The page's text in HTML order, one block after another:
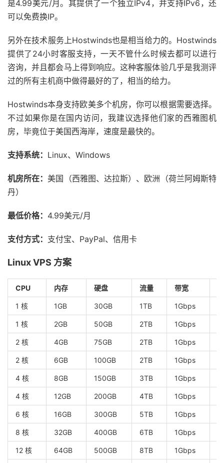
是4.99美元/月。其提供了一个独立IPv4，并支持IPv6，还
可以免费换IP。
另外在技术服务上Hostwinds也是相当给力的。Hostwinds
提供了24小时客服支持，一天不管什么时候去都可以进行
咨询，并且都会马上得到响应。这种客服体验几乎是我测评
过的所有主机商中做得最好的了，相当的给力。
Hostwinds本身支持欧美多个机房，你可以根据需要选择。
不过如果你是在国内访问，我建议选择他们家的西雅图机
房，毕竟位于美国西海岸，速度是最快的。
支持系统： Linux、Windows
机房所在： 美国（西雅图、达拉斯）、欧洲（荷兰阿姆斯特
丹）
最低价格： 4.99美元/月
支付方式： 支付宝、PayPal、信用卡
Linux VPS 方案
CPU 内存 硬盘 流量 带宽
1 核 1GB 30GB 1TB 1Gbps
1 核 2GB 50GB 2TB 1Gbps
2 核 4GB 75GB 2TB 1Gbps
2 核 6GB 100GB 2TB 1Gbps
4 核 8GB 150GB 3TB 1Gbps
4 核 12GB 200GB 4TB 1Gbps
6 核 16GB 300GB 5TB 1Gbps
8 核 32GB 400GB 6TB 1Gbps
12 核 64GB 500GB 8TB 1Gbps